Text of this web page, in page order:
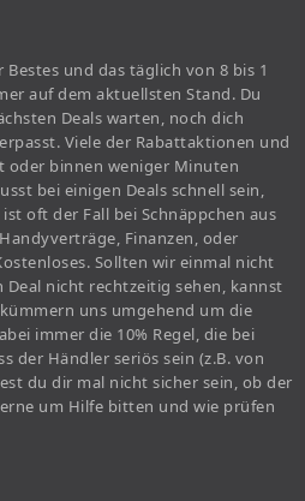
und das täglich von 8 bis 1
auf dem aktuellsten Stand. Du
Deals warten, noch dich
Viele der Rabattaktionen und
oder binnen weniger Minuten
bei einigen Deals schnell sein,
oft der Fall bei Schnäppchen aus
Finanzen, oder
Sollten wir einmal nicht
nicht rechtzeitig sehen, kannst
uns umgehend um die
immer die 10% Regel, die bei
der Händler seriös sein (z.B. von
du dir mal nicht sicher sein, ob der
um Hilfe bitten und wie prüfen